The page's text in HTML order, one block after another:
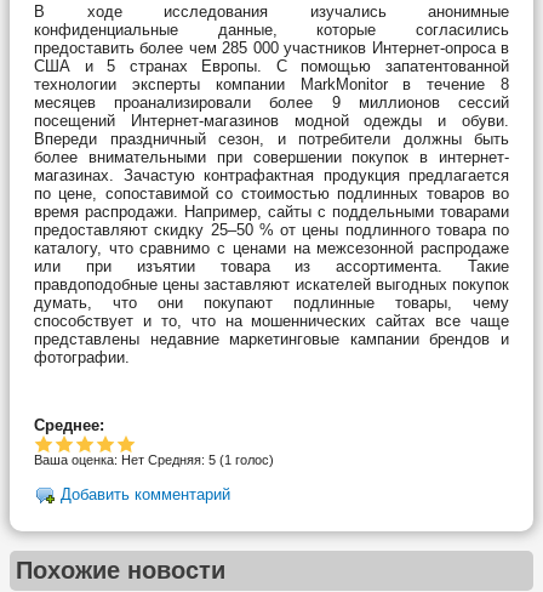
В ходе исследования изучались анонимные
конфиденциальные данные, которые согласились
предоставить более чем 285 000 участников Интернет-опроса в
США и 5 странах Европы. С помощью запатентованной
технологии эксперты компании MarkMonitor в течение 8
месяцев проанализировали более 9 миллионов сессий
посещений Интернет-магазинов модной одежды и обуви.
Впереди праздничный сезон, и потребители должны быть
более внимательными при совершении покупок в интернет-
магазинах. Зачастую контрафактная продукция предлагается
по цене, сопоставимой со стоимостью подлинных товаров во
время распродажи. Например, сайты с поддельными товарами
предоставляют скидку 25–50 % от цены подлинного товара по
каталогу, что сравнимо с ценами на межсезонной распродаже
или при изъятии товара из ассортимента. Такие
правдоподобные цены заставляют искателей выгодных покупок
думать, что они покупают подлинные товары, чему
способствует и то, что на мошеннических сайтах все чаще
представлены недавние маркетинговые кампании брендов и
фотографии.
Среднее:
Ваша оценка: Нет Средняя: 5 (1 голос)
Добавить комментарий
Похожие новости